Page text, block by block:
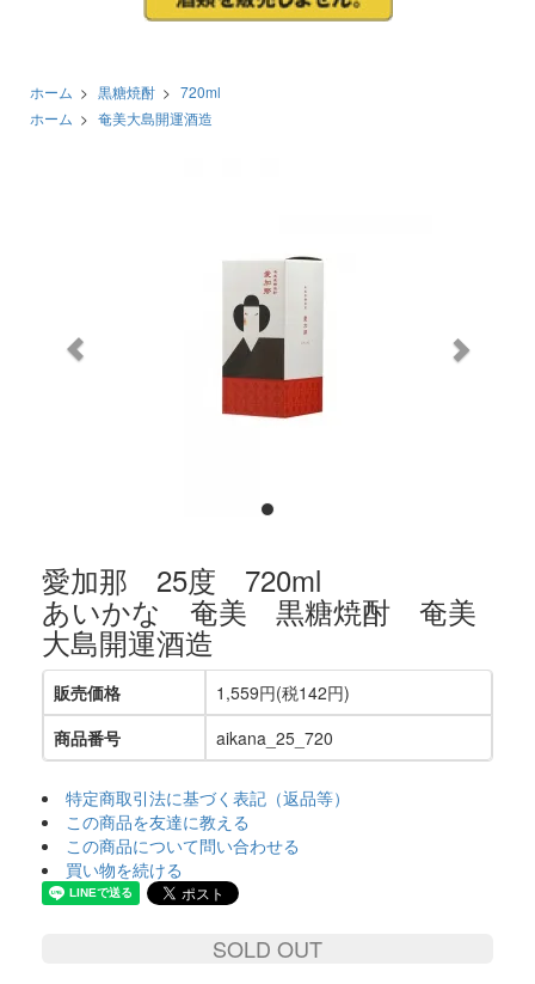
ホーム > 黒糖焼酎 > 720ml
ホーム > 奄美大島開運酒造
愛加那 25度 720ml
あいかな 奄美 黒糖焼酎 奄美
大島開運酒造
販売価格
1,559円(税142円)
商品番号
aikana_25_720
特定商取引法に基づく表記（返品等）
この商品を友達に教える
この商品について問い合わせる
買い物を続ける
SOLD OUT